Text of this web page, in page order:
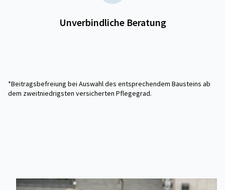
Unverbindliche Beratung
*Beitragsbefreiung bei Auswahl des entsprechendem Bausteins ab
dem zweitniedrigsten versicherten Pflegegrad.